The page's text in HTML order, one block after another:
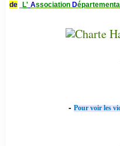
de
L' Association D
- Pour voir les